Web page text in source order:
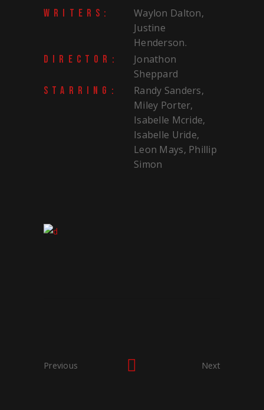
WRITERS:
Waylon Dalton,
Justine
Henderson.
DIRECTOR:
Jonathon
Sheppard
STARRING:
Randy Sanders,
Miley Porter,
Isabelle Mcride,
Isabelle Uride,
Leon Mays, Phillip
Simon
Previous Next